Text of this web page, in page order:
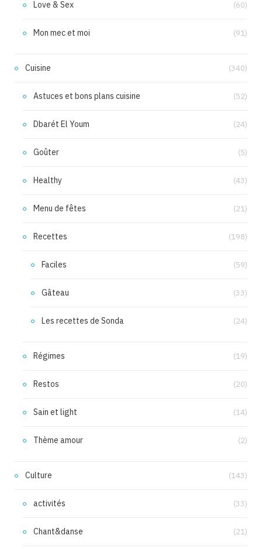
Love & Sex (60)
Mon mec et moi (91)
Cuisine (340)
Astuces et bons plans cuisine (52)
Dbarét El Youm (24)
Goûter (5)
Healthy (43)
Menu de fêtes (21)
Recettes (198)
Faciles (59)
Gâteau (33)
Les recettes de Sonda (24)
Régimes (19)
Restos (20)
Sain et light (14)
Thème amour (2)
Culture (143)
activités (33)
Chant&danse (21)